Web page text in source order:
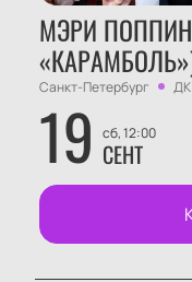
МЭРИ
Санкт-Петербург ДК
19 сб, 12:00
СЕНТ